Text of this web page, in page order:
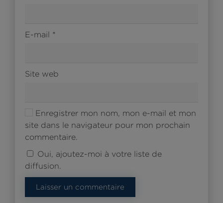
E-mail *
Site web
Enregistrer mon nom, mon e-mail et mon
site dans le navigateur pour mon prochain
commentaire.
Oui, ajoutez-moi à votre liste de
diffusion.
Laisser un commentaire